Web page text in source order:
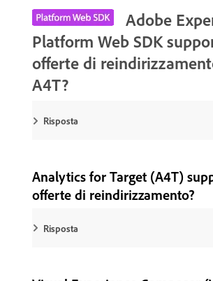
Adobe
Platform Web SDK
offerte di
A4T?
Risposta
Analytics for Target (A4T)
offerte di reindirizzamento?
Risposta